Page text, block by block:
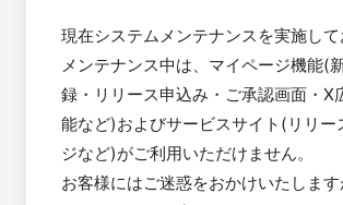
現在システムメンテナンスを実施して
メンテナンス中は、マイページ機能(
録・リリース申込み・ご承認画面・X
能など)およびサービスサイト(リリー
ジなど)がご利用いただけません。
お客様にはご迷惑をおかけいたしま